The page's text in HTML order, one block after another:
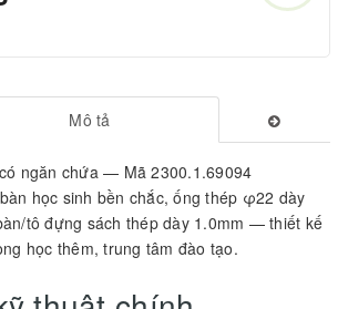
Mô tả
ngăn chứa — Mã 2300.1.69094
học sinh bền chắc, ống thép φ22 dày
tô đựng sách thép dày 1.0mm — thiết kế
học thêm, trung tâm đào tạo.